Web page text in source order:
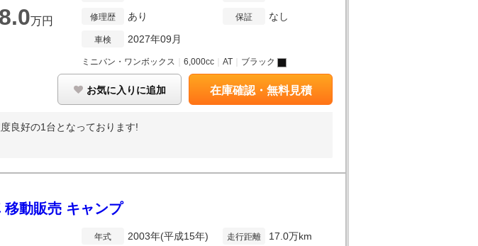
0万円 修理歴 あり
車検 2027年09月
保証 なし
ミニバン・ワンボックス 6,000cc AT ブラック
お気に入りに追加 在庫確認・無料見積
良好の1台となっております!
動販売 キャンプ
年式 2003年(平成15年) 走行距離 17.0万km